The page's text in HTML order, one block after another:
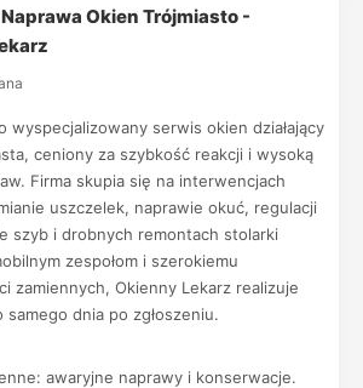
Okien Trójmiasto -
wyspecjalizowany serwis okien działający
ceniony za szybkość reakcji i wysoką
Firma skupia się na interwencjach
uszczelek, naprawie okuć, regulacji
szyb i drobnych remontach stolarki
zespołom i szerokiemu
zamiennych, Okienny Lekarz realizuje
dnia po zgłoszeniu.
awaryjne naprawy i konserwacje.